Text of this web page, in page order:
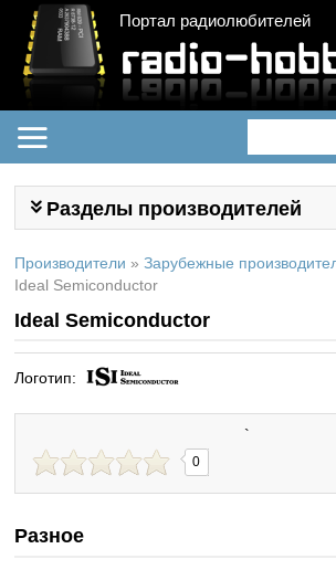
Портал радиолюбителей
Разделы производителей
Производители » Зарубежные
Ideal Semiconductor
Ideal Semiconductor
Логотип:
`
0
Разное